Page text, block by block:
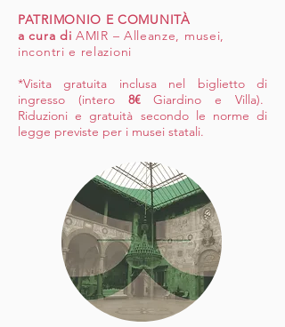
PATRIMONIO E COMUNITÀ
a cura di AMIR – Alleanze, musei,
incontri e relazioni
*Visita gratuita inclusa nel biglietto di
ingresso (intero 8€Giardino e Villa).
Riduzioni e gratuità secondo le norme di
legge previste per i musei statali.